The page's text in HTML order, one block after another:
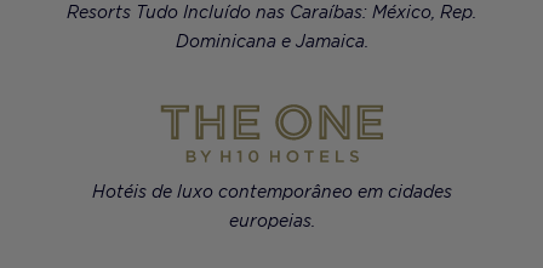
Resorts Tudo Incluído nas Caraíbas: México, Rep.
Dominicana e Jamaica.
Hotéis de luxo contemporâneo em cidades
europeias.